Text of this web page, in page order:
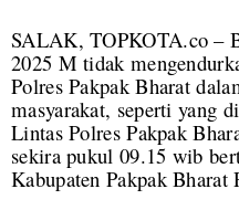
SALAK, TOPKOTA.co –
2025 M tidak
Polres Pakpak Bharat
masyarakat, seperti yang
Lintas Polres Pakpak
sekira pukul 09.15 wib
Kabupaten Pakpak Bharat